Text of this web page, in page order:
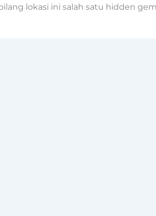
lokasi ini salah satu hidden